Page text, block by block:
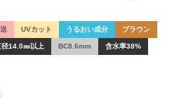
UVカット うるおい成分 ブラウン
径14.0㎜以上 BC8.6mm 含水率38%